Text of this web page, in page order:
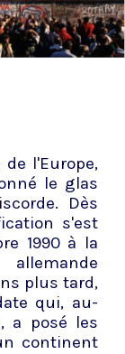
l'Europe,
le glas
Dès
s'est
1990 à la
plus tard,
qui, au-
a posé les
continent